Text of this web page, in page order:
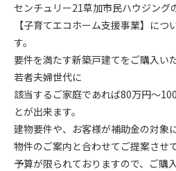
センチュリー21草加市民ハウジング
【子育てエコホーム支援事業】に
す。
要件を満たす新築戸建てをご購入い
若者夫婦世代に
該当するご家庭であれば80万円～
とが出来ます。
建物要件や、お客様が補助金の対象
物件のご案内と合わせてご提案させ
予算が限られておりますので、ご購